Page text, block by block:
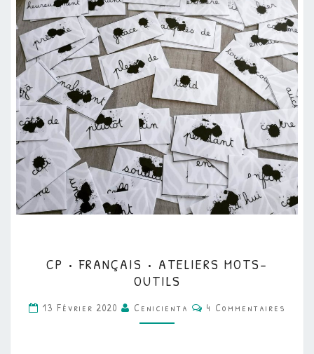
•
FRANÇAIS
•
ATELIERS
CP • FRANÇAIS • ATELIERS MOTS-
OUTILS
13 Février 2020 Cenicienta Commentaires
4 Commentaires